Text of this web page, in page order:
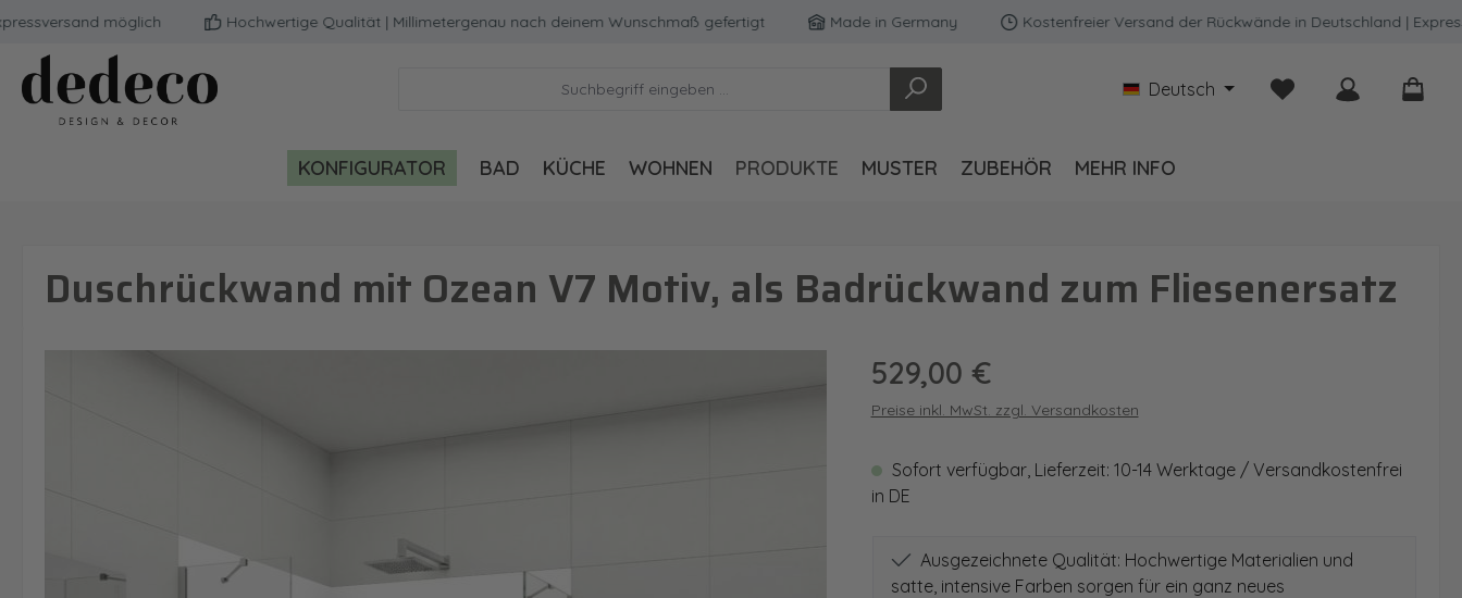
Hauptinhalt springen
Zur Suche springen
Zur Hauptnavigation springen
möglich Hochwertige Qualität | Millimetergenau nach deinem Wunschmaß gefertigt Made in Germany Kostenfreier Versand der Rückwände in Deutschland |
Deutsch Du hast 0 Produkte
KONFIGURATOR BAD KÜCHE WOHNEN PRODUKTE MUSTER ZUBEHÖR MEHR INFO
Duschrückwand mit Ozean V7 Motiv, als Badrückwand zum Fliesenersatz
Regulärer Preis:
529,00 €
Preise inkl. MwSt. zzgl. Versandkosten
Sofort verfügbar, Lieferzeit: 10-14 Werktage / Versandkostenfrei
in DE
Ausgezeichnete Qualität: Hochwertige Materialien und
satte, intensive Farben sorgen für ein ganz neues